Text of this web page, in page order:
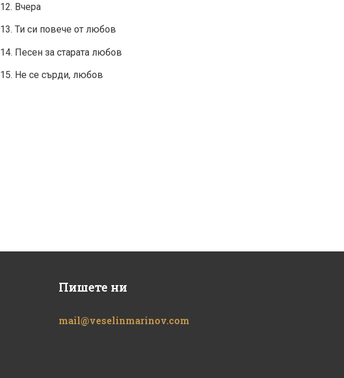
12. Вчера
13. Ти си повече от любов
14. Песен за старата любов
15. Не се сърди, любов
Пишете ни
mail@veselinmarinov.com